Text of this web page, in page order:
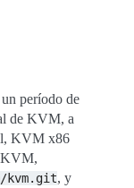
período de
de KVM, a
KVM x86
KVM,
kvm.git, y